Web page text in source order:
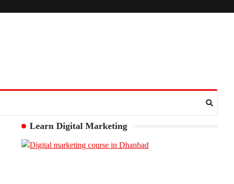
Learn Digital Marketing